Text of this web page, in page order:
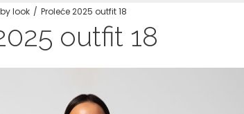
look Proleće 2025 outfit 18
outfit 18